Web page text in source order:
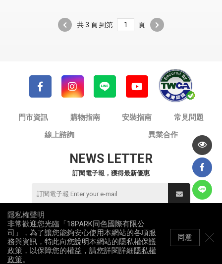
共 3 頁 到第 頁
門市資訊 購物指南 安裝指南
常見問題
線上諮詢
異業合作
NEWS LETTER
訂閱電子報，獲得最新優惠
© 同色國際有限公司 / 18PARK流行燈飾傢飾
統一編號：82953912
All Rights Reserved
隱私權聲明
非常歡迎您光臨「18PARK同色國際有限公
司」，為了讓您能夠安心使用本網站的各項服
務與資訊，特此向您說明本網站的隱私權保護
政策，以保障您的權益，請您詳閱詳細隱私權
政策。
同意